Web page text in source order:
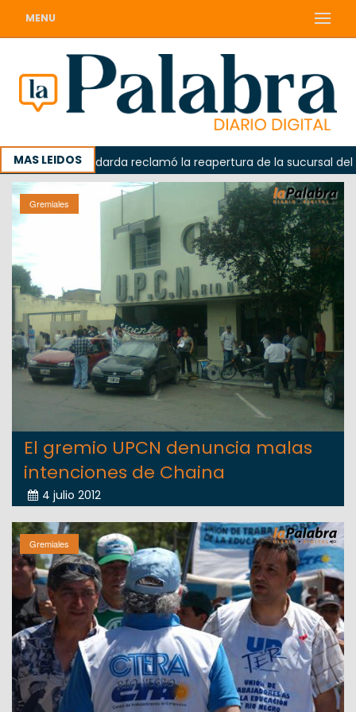
MENU
MAS LEIDOSOdarda reclamó la reapertura de la sucursal del
Gremiales
El gremio UPCN denuncia malas
intenciones de Chaina
4 julio 2012
Gremiales